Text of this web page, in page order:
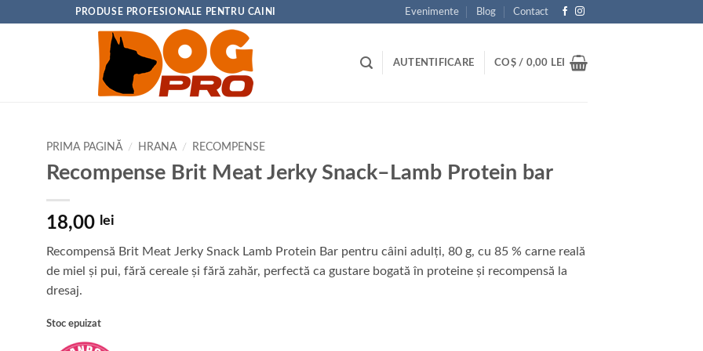
PRODUSE PROFESIONALE PENTRU CAINI Evenimente Blog Contact
AUTENTIFICARE COȘ / 0,00 LEI
PRIMA PAGINĂ / HRANA / RECOMPENSE
Recompense Brit Meat Jerky Snack–Lamb Protein bar
18,00 lei
Recompensă Brit Meat Jerky Snack Lamb Protein Bar pentru câini adulți, 80 g, cu 85 % carne reală
de miel și pui, fără cereale și fără zahăr, perfectă ca gustare bogată în proteine și recompensă la
dresaj.
Stoc epuizat